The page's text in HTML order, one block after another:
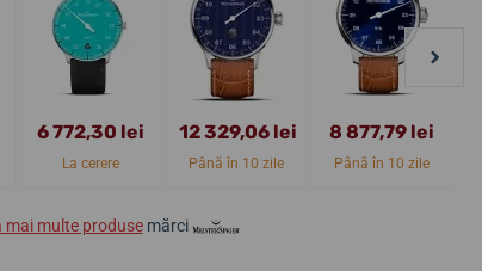
6 772,30 lei
La cerere
12 329,06 lei
Până în 10 zile
8 877,79 lei
Până în 10 zile
mai multe produsemărci